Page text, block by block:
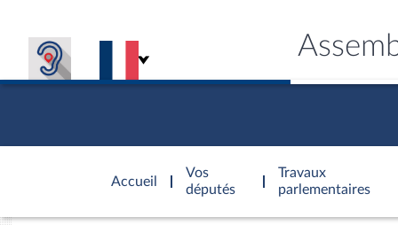
Accueil
d'accueil
Vos
députés
Travaux
parlementaires